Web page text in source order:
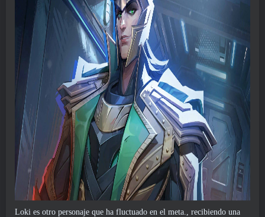
Loki es otro personaje que ha fluctuado en el meta., recibiendo una